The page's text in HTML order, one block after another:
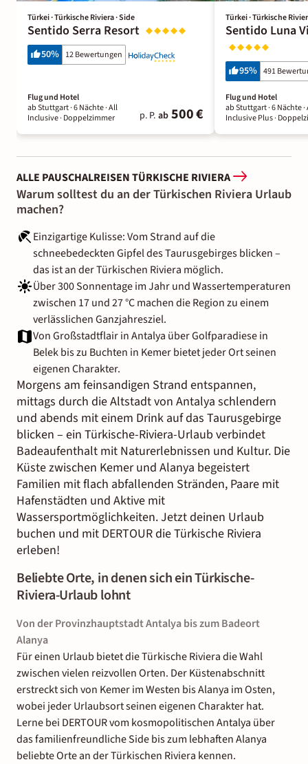
Türkei · Türkische Riviera · Side
Sentido Serra Resort
50% 12 Bewertungen
Flug und Hotel
ab Stuttgart ·6 Nächte· All
Inclusive· Doppelzimmer p. P. ab 500 €
Türkei · Türkische
Sentido Luna
95% 491
Flug und Hotel
ab Stuttgart ·6 Nächte
Inclusive Plus·
ALLE PAUSCHALREISEN TÜRKISCHE RIVIERA
Warum solltest du an der Türkischen Riviera Urlaub
machen?
Einzigartige Kulisse: Vom Strand auf die
schneebedeckten Gipfel des Taurusgebirges blicken –
das ist an der Türkischen Riviera möglich.
Über 300 Sonnentage im Jahr und Wassertemperaturen
zwischen 17 und 27 °C machen die Region zu einem
verlässlichen Ganzjahresziel.
Von Großstadtflair in Antalya über Golfparadiese in
Belek bis zu Buchten in Kemer bietet jeder Ort seinen
eigenen Charakter.
Morgens am feinsandigen Strand entspannen,
mittags durch die Altstadt von Antalya schlendern
und abends mit einem Drink auf das Taurusgebirge
blicken – ein Türkische-Riviera-Urlaub verbindet
Badeaufenthalt mit Naturerlebnissen und Kultur. Die
Küste zwischen Kemer und Alanya begeistert
Familien mit flach abfallenden Stränden, Paare mit
Hafenstädten und Aktive mit
Wassersportmöglichkeiten. Jetzt deinen Urlaub
buchen und mit DERTOUR die Türkische Riviera
erleben!
Beliebte Orte, in denen sich ein Türkische-
Riviera-Urlaub lohnt
Von der Provinzhauptstadt Antalya bis zum Badeort
Alanya
Für einen Urlaub bietet die Türkische Riviera die Wahl
zwischen vielen reizvollen Orten. Der Küstenabschnitt
erstreckt sich von Kemer im Westen bis Alanya im Osten,
wobei jeder Urlaubsort seinen eigenen Charakter hat.
Lerne bei DERTOUR vom kosmopolitischen Antalya über
das familienfreundliche Side bis zum lebhaften Alanya
beliebte Orte an der Türkischen Riviera kennen.